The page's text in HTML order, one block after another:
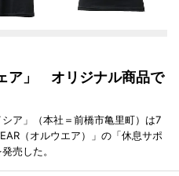
ア」 オリジナル商品で
ア」（本社＝前橋市亀里町）は7
（オルウエア）」の「休息サポ
売した。